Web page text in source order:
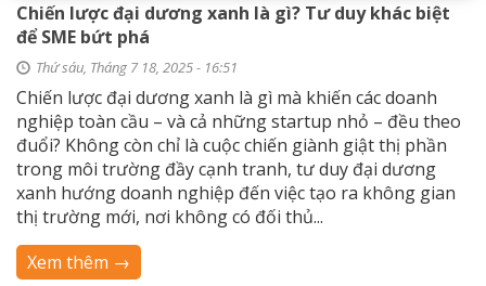
Chiến lược đại dương xanh là gì? Tư duy khác biệt
để SME bứt phá
Thứ sáu, Tháng 7 18, 2025 - 16:51
Chiến lược đại dương xanh là gì mà khiến các doanh
nghiệp toàn cầu – và cả những startup nhỏ – đều theo
đuổi? Không còn chỉ là cuộc chiến giành giật thị phần
trong môi trường đầy cạnh tranh, tư duy đại dương
xanh hướng doanh nghiệp đến việc tạo ra không gian
thị trường mới, nơi không có đối thủ...
Xem thêm →